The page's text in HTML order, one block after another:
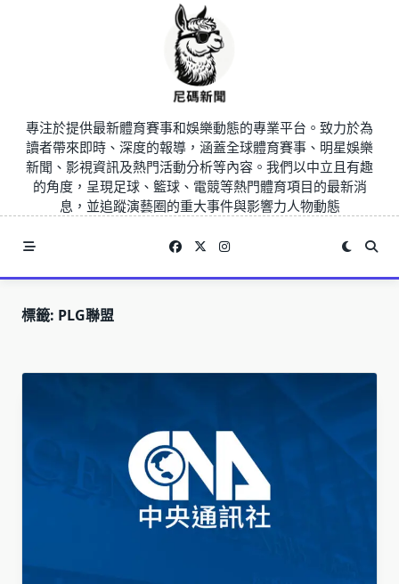
專注於提供最新體育賽事和娛樂動態的專業平台。致力於為
讀者帶來即時、深度的報導，涵蓋全球體育賽事、明星娛樂
新聞、影視資訊及熱門活動分析等內容。我們以中立且有趣
的角度，呈現足球、籃球、電競等熱門體育項目的最新消
息，並追蹤演藝圈的重大事件與影響力人物動態
標籤: PLG聯盟